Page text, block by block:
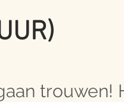
trouwen!